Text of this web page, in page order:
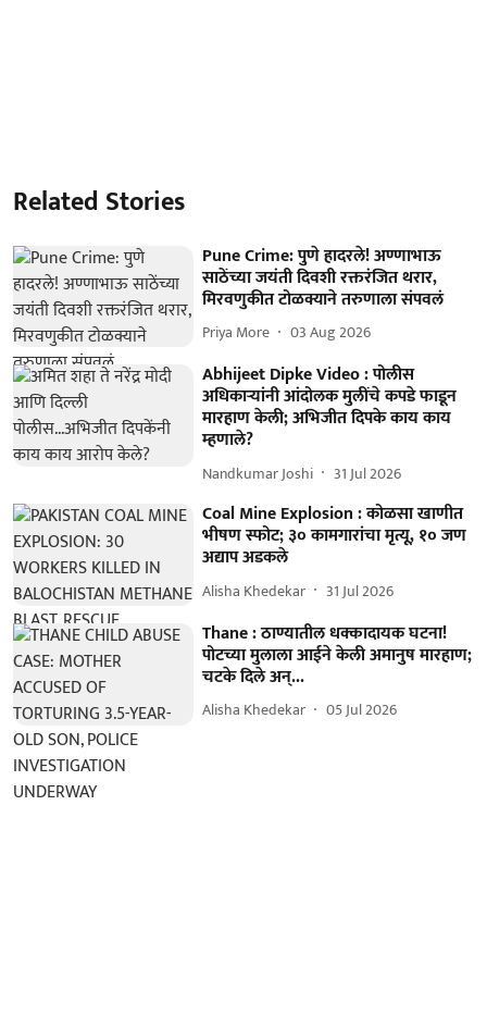
Related Stories
Pune Crime: पुणे हादरले! अण्णाभाऊ
साठेंच्या जयंती दिवशी रक्तरंजित थरार,
मिरवणुकीत टोळक्याने तरुणाला संपवलं
Priya More 03 Aug 2026
Abhijeet Dipke Video : पोलीस
अधिकाऱ्यांनी आंदोलक मुलींचे कपडे फाडून
मारहाण केली; अभिजीत दिपके काय काय
म्हणाले?
Nandkumar Joshi 31 Jul 2026
Coal Mine Explosion : कोळसा खाणीत
भीषण स्फोट; ३० कामगारांचा मृत्यू, १० जण
अद्याप अडकले
Alisha Khedekar 31 Jul 2026
Thane : ठाण्यातील धक्कादायक घटना!
पोटच्या मुलाला आईने केली अमानुष मारहाण;
चटके दिले अन्...
Alisha Khedekar 05 Jul 2026